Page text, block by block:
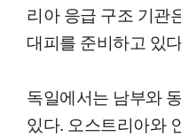
리아 응급 구조 기관
대피를 준비하고 있
독일에서는 남부와
있다. 오스트리아와